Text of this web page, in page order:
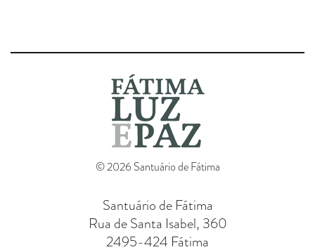
© 2026 Santuário de Fátima
Santuário de Fátima
Rua de Santa Isabel, 360
2495-424 Fátima